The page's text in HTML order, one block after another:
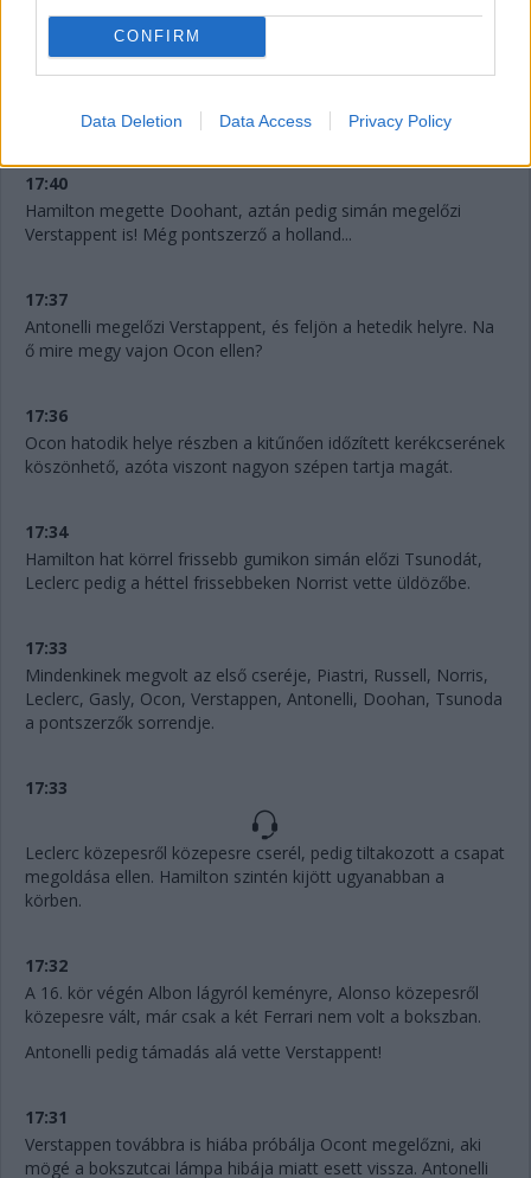
CONFIRM
Data Deletion Data Access Privacy Policy
fiataloknak.
17:40
Hamilton megette Doohant, aztán pedig simán megelőzi
Verstappent is! Még pontszerző a holland...
17:37
Antonelli megelőzi Verstappent, és feljön a hetedik helyre. Na
ő mire megy vajon Ocon ellen?
17:36
Ocon hatodik helye részben a kitűnően időzített kerékcserének
köszönhető, azóta viszont nagyon szépen tartja magát.
17:34
Hamilton hat körrel frissebb gumikon simán előzi Tsunodát,
Leclerc pedig a héttel frissebbeken Norrist vette üldözőbe.
17:33
Mindenkinek megvolt az első cseréje, Piastri, Russell, Norris,
Leclerc, Gasly, Ocon, Verstappen, Antonelli, Doohan, Tsunoda
a pontszerzők sorrendje.
17:33
Leclerc közepesről közepesre cserél, pedig tiltakozott a csapat
megoldása ellen. Hamilton szintén kijött ugyanabban a
körben.
17:32
A 16. kör végén Albon lágyról keményre, Alonso közepesről
közepesre vált, már csak a két Ferrari nem volt a bokszban.
Antonelli pedig támadás alá vette Verstappent!
17:31
Verstappen továbbra is hiába próbálja Ocont megelőzni, aki
mögé a bokszutcai lámpa hibája miatt esett vissza. Antonelli